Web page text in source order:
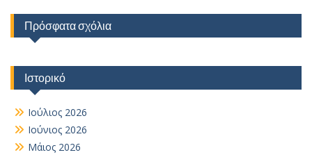
Πρόσφατα σχόλια
Ιστορικό
Ιούλιος 2026
Ιούνιος 2026
Μάιος 2026